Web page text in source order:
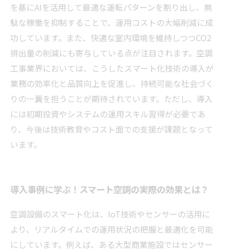
を基にAIを活用して最適な運転パターンを割り出し、無
駄な稼働を抑制することで、運用コストの大幅削減に成
功しています。また、快適な室内環境を維持しつつCO2
排出量の削減にも寄与している点が注目されます。空調
工事業界においては、こうしたスマート化技術の導入が
業務の効率化と品質向上を促進し、持続可能な社会づく
りの一翼を担うことが期待されています。ただし、導入
には初期投資やシステムの運用スキル習得が必要であ
り、今後は技術教育やコスト面での支援が課題となって
います。
導入事例に学ぶ！スマート空調の実際の効果とは？
空調設備のスマート化は、IoT技術やセンサーの活用に
より、リアルタイムでの運用状況の把握と最適化を可能
にしています。例えば、ある大型商業施設ではセンサー